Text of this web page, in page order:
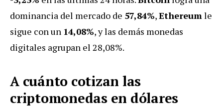
dominancia del mercado de 57,84%,Ethereumle
sigue con un 14,08%, y las demás monedas
digitales agrupan el 28,08%.
A cuánto cotizan las
criptomonedas en dólares